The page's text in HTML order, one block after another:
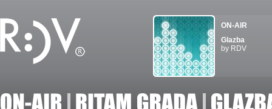
ON-AIR
Glazba
by RDV